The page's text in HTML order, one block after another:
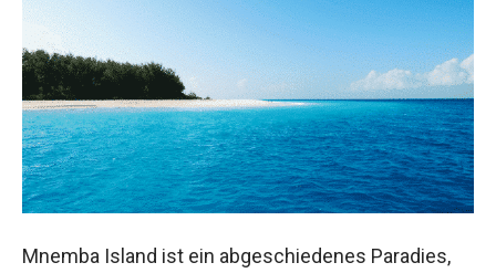
Mnemba Island ist ein abgeschiedenes Paradies,